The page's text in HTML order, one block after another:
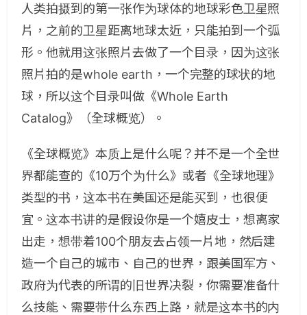
人类拍摄到的第一张作为球体的地球彩色卫星照
片，之前的卫星距离地球太近，只能拍到一个弧
形。他就用这张照片去做了一个目录，因为这张
照片拍的是whole earth，一个完整的球状的地
球，所以这个目录叫做《Whole Earth
Catalog》（全球概览）。
《全球概览》本质上是什么呢？并不是一个全世
界都能查的《10万个为什么》或者《全球地理》
类型的书，这本书在美国还是能买到，也很便
宜。这本书讲的是假设你是一个嬉皮士，想离家
出走，想带着100个朋友去占领一片地，然后建
造一个自己的城市、自己的世界，跟美国军方、
政府为代表的所谓的旧世界决裂，你需要准备什
么技能、需要带什么东西上路，就是这本书的内